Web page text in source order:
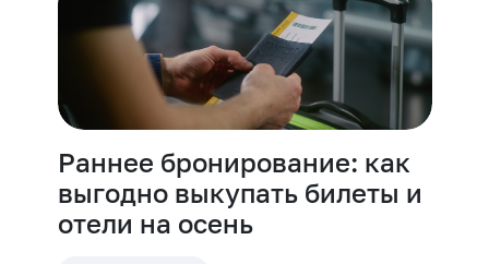
Раннее бронирование: как
выгодно выкупать билеты и
отели на осень